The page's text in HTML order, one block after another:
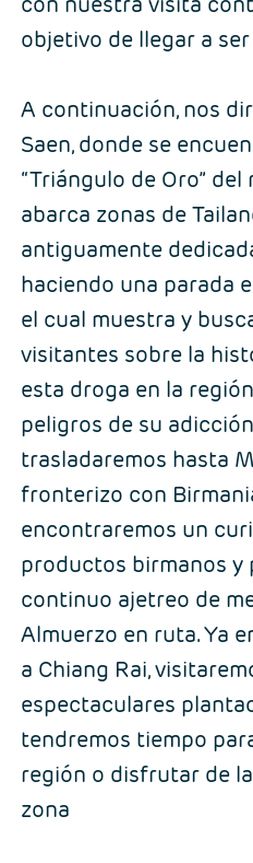
objetivo de llegar a
A continuación, nos
Saen, donde se
“Triángulo de Oro”
abarca zonas de
antiguamente
haciendo una parada
el cual muestra y
visitantes sobre la
esta droga en la
peligros de su
trasladaremos hasta
fronterizo con
encontraremos un
productos birmanos y
continuo ajetreo de
Almuerzo en ruta. Ya
a Chiang Rai,
espectaculares
tendremos tiempo
región o disfrutar de
zona